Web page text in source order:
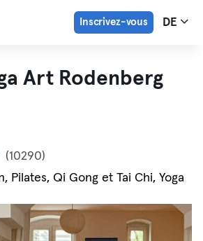
Inscrivez-vous DE
Art Rodenberg
(10290)
Pilates, Qi Gong et Tai Chi, Yoga